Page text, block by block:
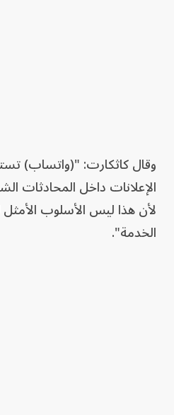
وقال كاثكارت: "(واتساب)
الإعلانات داخل المحادثات
لأن هذا ليس الأسلوب الأمثل
الخدمة".